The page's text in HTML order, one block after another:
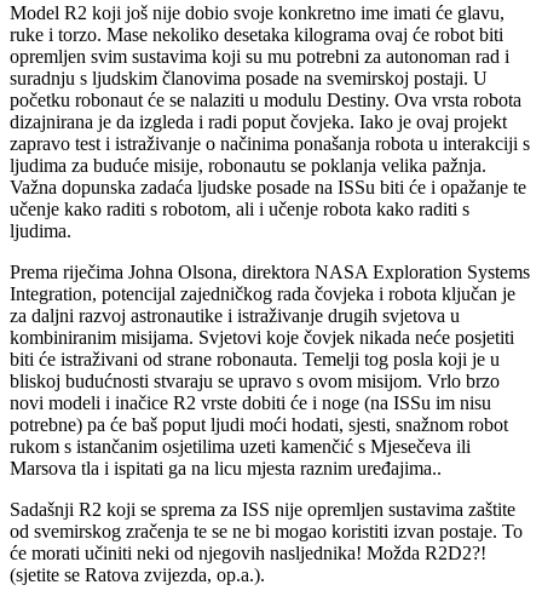
Model R2 koji još nije dobio svoje konkretno ime imati će glavu,
ruke i torzo. Mase nekoliko desetaka kilograma ovaj će robot biti
opremljen svim sustavima koji su mu potrebni za autonoman rad i
suradnju s ljudskim članovima posade na svemirskoj postaji. U
početku robonaut će se nalaziti u modulu Destiny. Ova vrsta robota
dizajnirana je da izgleda i radi poput čovjeka. Iako je ovaj projekt
zapravo test i istraživanje o načinima ponašanja robota u interakciji s
ljudima za buduće misije, robonautu se poklanja velika pažnja.
Važna dopunska zadaća ljudske posade na ISSu biti će i opažanje te
učenje kako raditi s robotom, ali i učenje robota kako raditi s
ljudima.
Prema riječima Johna Olsona, direktora NASA Exploration Systems
Integration, potencijal zajedničkog rada čovjeka i robota ključan je
za daljni razvoj astronautike i istraživanje drugih svjetova u
kombiniranim misijama. Svjetovi koje čovjek nikada neće posjetiti
biti će istraživani od strane robonauta. Temelji tog posla koji je u
bliskoj budućnosti stvaraju se upravo s ovom misijom. Vrlo brzo
novi modeli i inačice R2 vrste dobiti će i noge (na ISSu im nisu
potrebne) pa će baš poput ljudi moći hodati, sjesti, snažnom robot
rukom s istančanim osjetilima uzeti kamenčić s Mjesečeva ili
Marsova tla i ispitati ga na licu mjesta raznim uređajima..
Sadašnji R2 koji se sprema za ISS nije opremljen sustavima zaštite
od svemirskog zračenja te se ne bi mogao koristiti izvan postaje. To
će morati učiniti neki od njegovih nasljednika! Možda R2D2?!
(sjetite se Ratova zvijezda, op.a.).